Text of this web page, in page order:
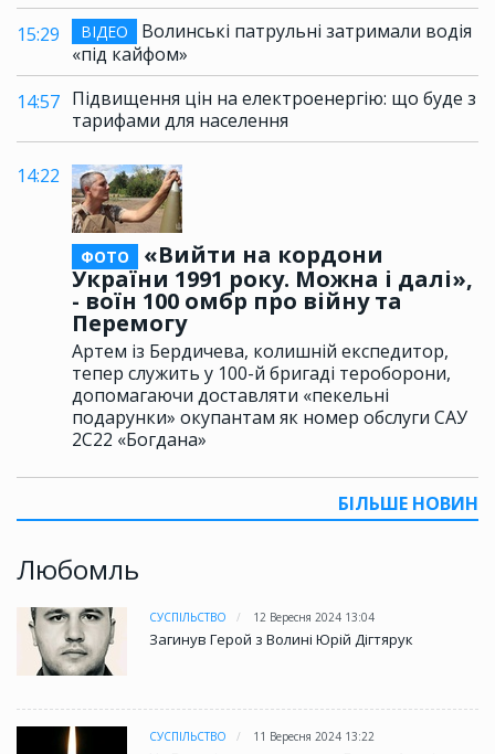
15:29
ВІДЕО
Волинські патрульні затримали водія
«під кайфом»
14:57 Підвищення цін на електроенергію: що буде з
тарифами для населення
14:22
ФОТО
«Вийти на кордони
України 1991 року. Можна і далі»,
- воїн 100 омбр про війну та
Перемогу
Артем із Бердичева, колишній експедитор,
тепер служить у 100-й бригаді тероборони,
допомагаючи доставляти «пекельні
подарунки» окупантам як номер обслуги САУ
2С22 «Богдана»
БІЛЬШЕ НОВИН
Любомль
СУСПІЛЬСТВО 12 Вересня 2024 13:04
Загинув Герой з Волині Юрій Дігтярук
СУСПІЛЬСТВО 11 Вересня 2024 13:22